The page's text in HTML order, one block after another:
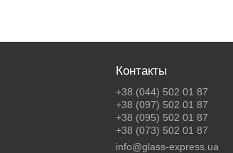
Контакты
+38 (044) 502 01 87
+38 (097) 502 01 87
+38 (095) 502 01 87
+38 (073) 502 01 87
info@glass-express.ua